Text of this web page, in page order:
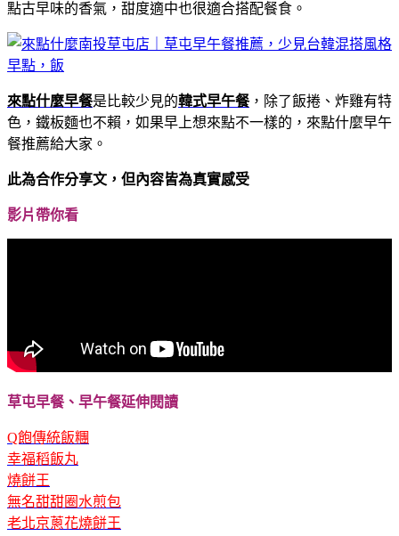
點古早味的香氣，甜度適中也很適合搭配餐食。
來點什麼早餐是比較少見的韓式早午餐，除了飯捲、炸雞有特
色，鐵板麵也不賴，如果早上想來點不一樣的，來點什麼早午
餐推薦給大家。
此為合作分享文，但內容皆為真實感受
影片帶你看
草屯早餐、早午餐延伸閱讀
Q飽傳統飯糰
幸福稻飯丸
燒餅王
無名甜甜圈水煎包
老北京蔥花燒餅王